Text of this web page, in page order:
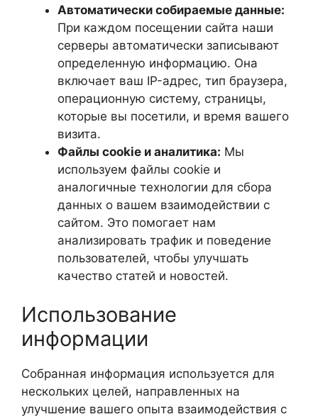
Автоматически собираемые данные:
При каждом посещении сайта наши
серверы автоматически записывают
определенную информацию. Она
включает ваш IP-адрес, тип браузера,
операционную систему, страницы,
которые вы посетили, и время вашего
визита.
Файлы cookie и аналитика: Мы
используем файлы cookie и
аналогичные технологии для сбора
данных о вашем взаимодействии с
сайтом. Это помогает нам
анализировать трафик и поведение
пользователей, чтобы улучшать
качество статей и новостей.
Использование
информации
Собранная информация используется для
нескольких целей, направленных на
улучшение вашего опыта взаимодействия с